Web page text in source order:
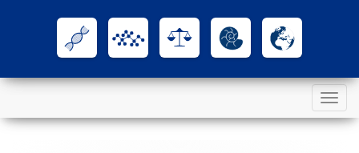
Toggle
navigation